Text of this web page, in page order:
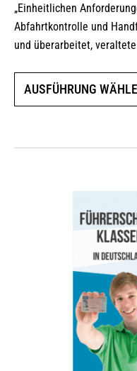
„Einheitlichen
Abfahrtkontrolle und
und überarbeitet,
AUSFÜHRUNG